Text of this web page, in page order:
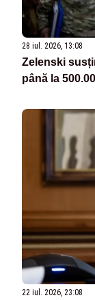
28 iul. 2026, 13:08
Zelenski
până la
22 iul. 2026, 23:08